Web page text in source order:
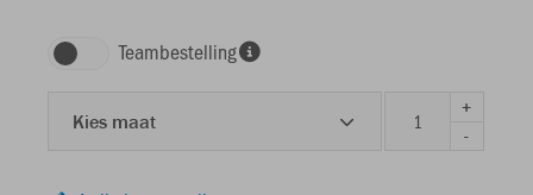
Teambestelling
Kies maat
+
-